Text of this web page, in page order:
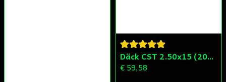
Däck CST 2.50x15 (20x250) Compact/Scoper/Mamba/Flakmoped
€ 59,58